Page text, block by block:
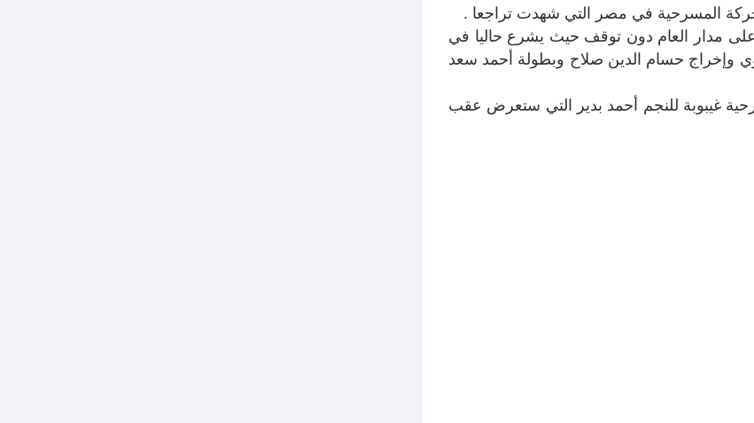
المسرحية في مصر التي شهدت تراجعا .
مدار العام دون توقف حيث يشرع حاليا في
وإخراج حسام الدين صلاح وبطولة أحمد سعد
غيبوبة للنجم أحمد بدير التي ستعرض عقب